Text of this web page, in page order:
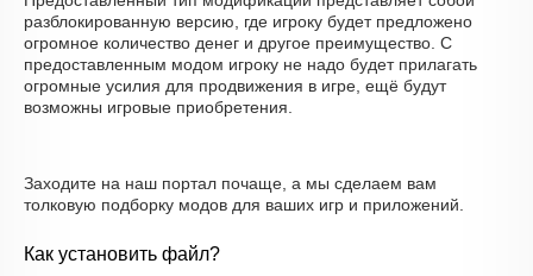
разблокированную версию, где игроку будет предложено
огромное количество денег и другое преимущество. С
предоставленным модом игроку не надо будет прилагать
огромные усилия для продвижения в игре, ещё будут
возможны игровые приобретения.
Заходите на наш портал почаще, а мы сделаем вам
толковую подборку модов для ваших игр и приложений.
Как установить файл?